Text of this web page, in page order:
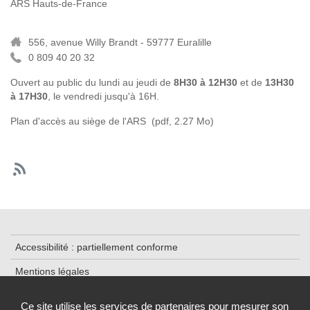
Ce site utilise les services de partenaires pour mesurer son
ARS Hauts-de-France
556, avenue Willy Brandt - 59777 Euralille
0 809 40 20 32
Ouvert au public du lundi au jeudi de 8H30 à 12H30 et de 13H30
à 17H30 , le vendredi jusqu'à 16H.
Plan d'accès au siège de l'ARS (pdf, 2.27 Mo)
Accessibilité : partiellement conforme
Mentions légales